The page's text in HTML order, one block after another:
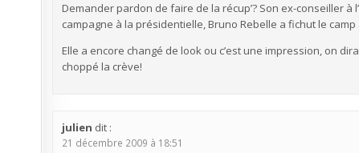
Demander pardon de faire de la récup’? Son ex-conseiller
campagne à la présidentielle, Bruno Rebelle a fichut le
Elle a encore changé de look ou c’est une impression, on
choppé la crève!
julien dit :
21 décembre 2009 à 18:51